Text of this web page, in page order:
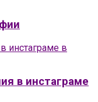
в инстаграме